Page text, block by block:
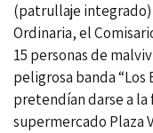
(patrullaje integrado)
Ordinaria, el
15 personas de
peligrosa banda
pretendían darse a
supermercado Plaza